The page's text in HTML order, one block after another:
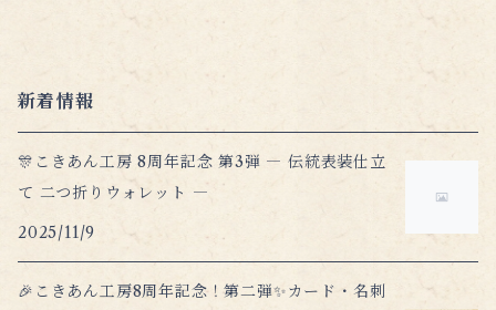
新着情報
🎊こきあん工房 8周年記念 第3弾 ― 伝統表装仕立
て 二つ折りウォレット ―
2025/11/9
🎉こきあん工房8周年記念！第二弾✨カード・名刺